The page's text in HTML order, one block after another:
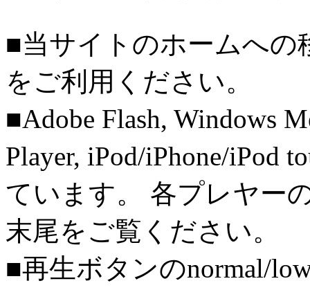
■当サイトのホームへの
をご利用ください。
■Adobe Flash, Windows
Player, iPod/iPhone/iPod
ています。 各プレヤー
末尾をご覧ください。
■再生ボタンのnormal/